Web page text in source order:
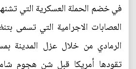
في خضم الحملة العسكرية التي
العصابات الاجرامية التي تسمى
الرمادي من خلال عزل المدينة
تقودها أمريكا قبل شن هجوم